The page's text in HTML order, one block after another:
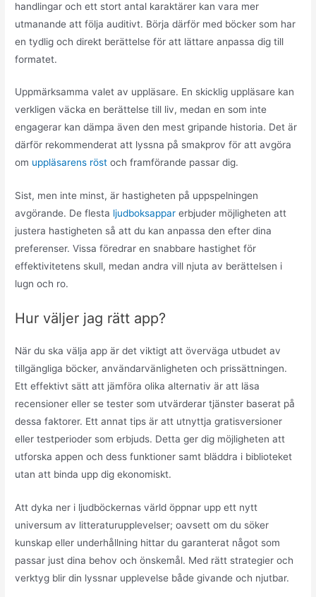
handlingar och ett stort antal karaktärer kan vara mer
utmanande att följa auditivt. Börja därför med böcker som har
en tydlig och direkt berättelse för att lättare anpassa dig till
formatet.
Uppmärksamma valet av uppläsare. En skicklig uppläsare kan
verkligen väcka en berättelse till liv, medan en som inte
engagerar kan dämpa även den mest gripande historia. Det är
därför rekommenderat att lyssna på smakprov för att avgöra
om uppläsarens röst och framförande passar dig.
Sist, men inte minst, är hastigheten på uppspelningen
avgörande. De flesta ljudboksappar erbjuder möjligheten att
justera hastigheten så att du kan anpassa den efter dina
preferenser. Vissa föredrar en snabbare hastighet för
effektivitetens skull, medan andra vill njuta av berättelsen i
lugn och ro.
Hur väljer jag rätt app?
När du ska välja app är det viktigt att överväga utbudet av
tillgängliga böcker, användarvänligheten och prissättningen.
Ett effektivt sätt att jämföra olika alternativ är att läsa
recensioner eller se tester som utvärderar tjänster baserat på
dessa faktorer. Ett annat tips är att utnyttja gratisversioner
eller testperioder som erbjuds. Detta ger dig möjligheten att
utforska appen och dess funktioner samt bläddra i biblioteket
utan att binda upp dig ekonomiskt.
Att dyka ner i ljudböckernas värld öppnar upp ett nytt
universum av litteraturupplevelser; oavsett om du söker
kunskap eller underhållning hittar du garanterat något som
passar just dina behov och önskemål. Med rätt strategier och
verktyg blir din lyssnar upplevelse både givande och njutbar.